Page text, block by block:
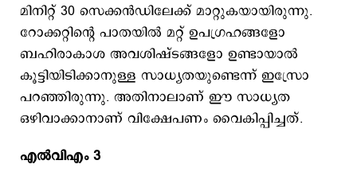
മിനിറ്റ് 30 സെക്കൻഡിലേക്ക് മാറ്റുകയായിരുന്നു.
റോക്കറ്റിന്റെ പാതയിൽ മറ്റ് ഉപഗ്രഹങ്ങളോ
ബഹിരാകാശ അവശിഷ്ടങ്ങളോ ഉണ്ടായാല്‍
കൂട്ടിയിടിക്കാനുള്ള സാധ്യതയുണ്ടെന്ന് ഇസ്രോ
പറഞ്ഞിരുന്നു. അതിനാലാണ് ഈ സാധ്യത
ഒഴിവാക്കാനാണ് വിക്ഷേപണം വൈകിപ്പിച്ചത്.
എൽവിഎം 3